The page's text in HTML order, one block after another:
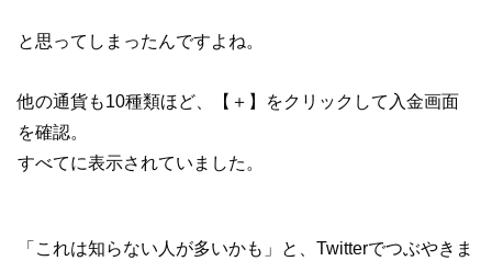
と思ってしまったんですよね。
他の通貨も10種類ほど、【＋】をクリックして入金画面
を確認。
すべてに表示されていました。
「これは知らない人が多いかも」と、Twitterでつぶやきま